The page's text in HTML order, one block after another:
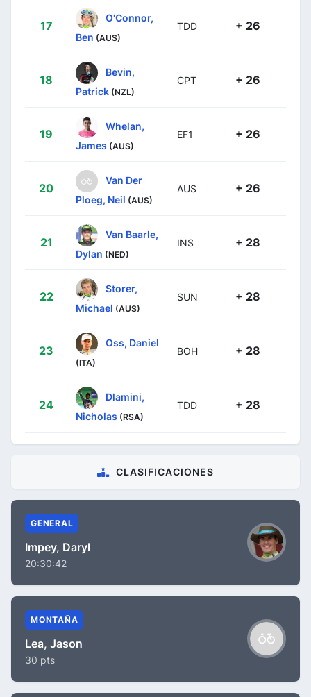
17
O'Connor,
Ben (AUS)
TDD + 26
18
Bevin,
Patrick (NZL)
CPT + 26
19
Whelan,
James (AUS)
EF1 + 26
20
Van Der
Ploeg, Neil (AUS)
AUS + 26
21
Van Baarle,
Dylan (NED)
INS + 28
22
Storer,
Michael (AUS)
SUN + 28
23
Oss, Daniel
(ITA)
BOH + 28
24
Dlamini,
Nicholas (RSA)
TDD + 28
CLASIFICACIONES
GENERAL
Impey, Daryl
20:30:42
MONTAÑA
Lea, Jason
30 pts